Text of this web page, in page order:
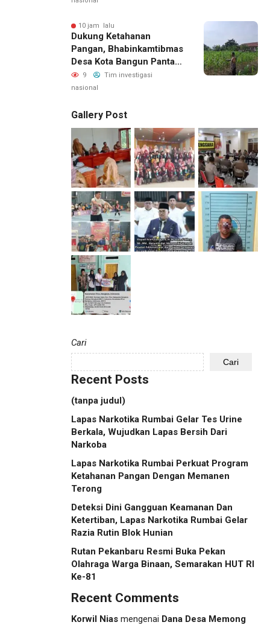
10 jam lalu
Dukung Ketahanan
Pangan, Bhabinkamtibmas
Desa Kota Bangun Pantau
Perkembangan Tanaman
Jagung Milik Desa
9
Tim investigasi
nasional
Gallery Post
Cari
Cari
Recent Posts
(tanpa judul)
Lapas Narkotika Rumbai Gelar Tes Urine
Berkala, Wujudkan Lapas Bersih Dari
Narkoba
Lapas Narkotika Rumbai Perkuat Program
Ketahanan Pangan Dengan Memanen
Terong
Deteksi Dini Gangguan Keamanan Dan
Ketertiban, Lapas Narkotika Rumbai Gelar
Razia Rutin Blok Hunian
Rutan Pekanbaru Resmi Buka Pekan
Olahraga Warga Binaan, Semarakan HUT RI
Ke-81
Recent Comments
Korwil Nias mengenai Dana Desa Memong